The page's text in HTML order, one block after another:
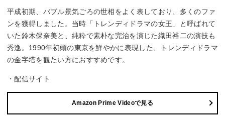
平成初期、バブル景気ごろの世相をよく表しており、多くのファ
ンを獲得しました。当時「トレンディドラマの女王」と呼ばれて
いた鈴木保奈美と、純粋で素朴な完治を演じた織田裕二の演技も
秀逸。1990年初頭の東京を鮮やかに表現した、トレンディドラマ
の金字塔を観たい方におすすめです。
・配信サイト
Amazon Prime Videoで見る